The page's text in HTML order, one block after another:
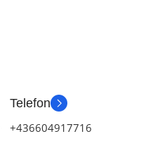
Telefon
+436604917716